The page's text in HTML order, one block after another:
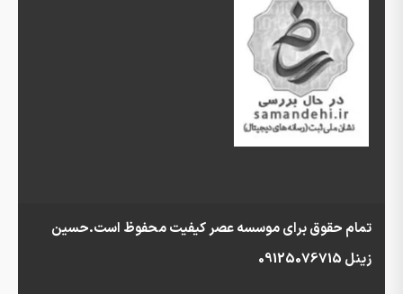
تمام حقوق برای موسسه عصر کیفیت محفوظ است.حسین
زینل 09125076715